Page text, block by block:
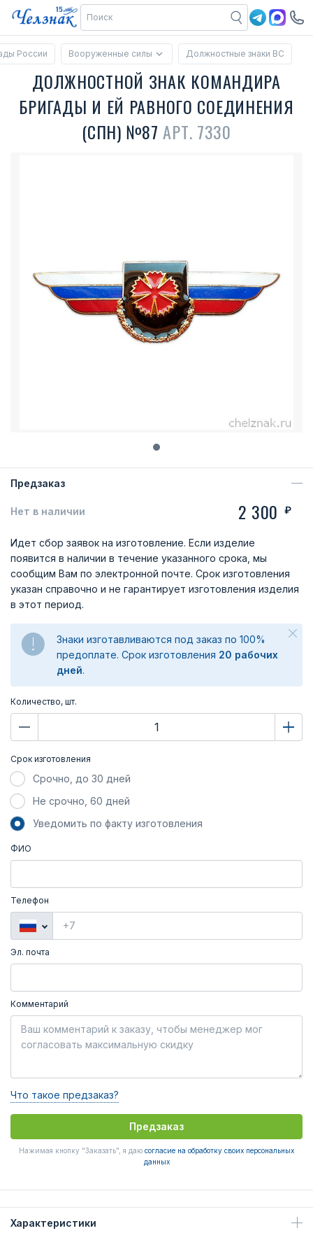
России Вооруженные силы Должностные знаки ВС
ДОЛЖНОСТНОЙ ЗНАК КОМАНДИРА
БРИГАДЫ И ЕЙ РАВНОГО СОЕДИНЕНИЯ
(СПН) №87АРТ. 7330
Предзаказ
Нет в наличии 2 300 ₽
Идет сбор заявок на изготовление. Если изделие
появится в наличии в течение указанного срока, мы
сообщим Вам по электронной почте. Срок изготовления
указан справочно и не гарантирует изготовления изделия
в этот период.
Знаки изготавливаются под заказ по 100%
предоплате. Срок изготовления 20 рабочих
дней.
Количество, шт.
Срок изготовления
Срочно, до 30 дней
Не срочно, 60 дней
Уведомить по факту изготовления
ФИО
Телефон
Эл. почта
Комментарий
Что такое предзаказ?
Предзаказ
Нажимая кнопку "Заказать", я даю согласие на обработку своих персональных
данных
Характеристики